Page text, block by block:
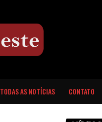
TODAS AS NOTÍCIAS CONTATO